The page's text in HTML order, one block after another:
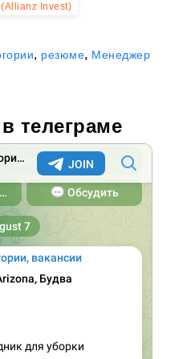
Invest)
, резюме, Менеджер
телеграме